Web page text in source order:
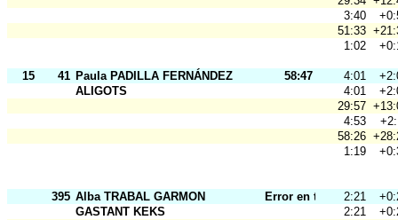
3:40
51:33
1:02
15 41 Paula PADILLA FERNÁNDEZ 58:47 4:01
ALIGOTS
4:01
29:57
4:53
58:26
1:19
395 Alba TRABAL GARMON Error en tarj. 2:21
GASTANT KEKS
2:21